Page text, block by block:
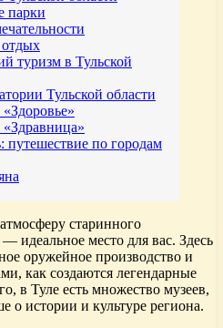
парки
туризм в Тульской
Тульской области
путешествие по городам
старинного
идеальное место для вас. Здесь
оружейное производство и
как создаются легендарные
в Туле есть множество музеев,
о истории и культуре региона.